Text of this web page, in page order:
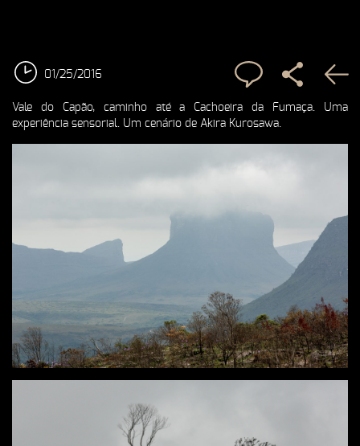
01/25/2016
Vale do Capão, caminho até a Cachoeira da Fumaça. Uma
experiência sensorial. Um cenário de Akira Kurosawa.